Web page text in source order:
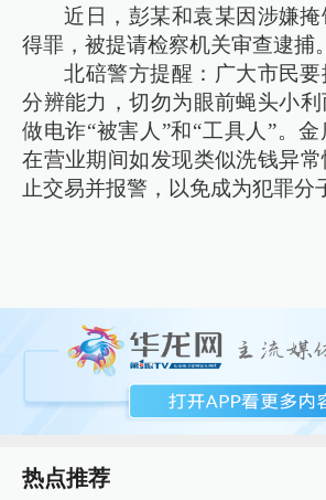
近日，彭某和袁某因涉嫌
得罪，被提请检察机关审查逮捕。
北碚警方提醒：广大市民
分辨能力，切勿为眼前蝇头小
做电诈“被害人”和“工具人”。
在营业期间如发现类似洗钱异
止交易并报警，以免成为犯罪分
热点推荐